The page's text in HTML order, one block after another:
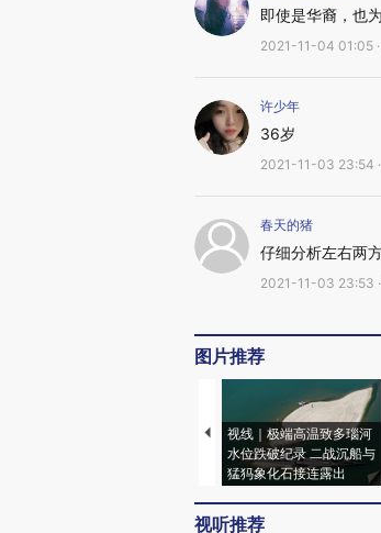
即使是华裔，也
2021-11-04 01:05
许少年
36岁
2021-11-03 23:54
春天的猪
仔细分析左右两
2021-11-03 23:53 ·
图片推荐
视线｜极端高温致多瑙河
水位跌破纪录 二战沉船与
猛犸象化石接连露出
视听推荐